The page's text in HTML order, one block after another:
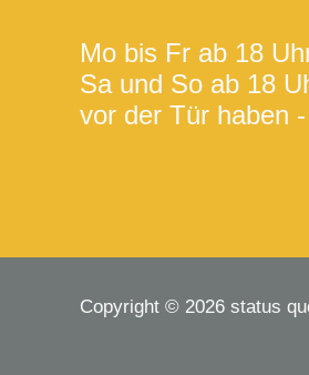
Mo bis Fr ab 18
Sa und So ab 18
vor der Tür haben
Copyright © 2026 status